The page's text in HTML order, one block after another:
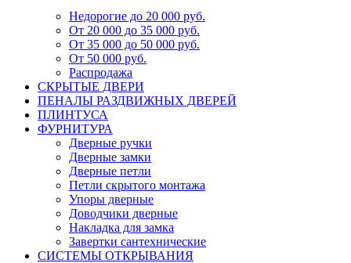
Недорогие до 20 000 руб.
От 20 000 до 35 000 руб.
От 35 000 до 50 000 руб.
От 50 000 руб.
Распродажа
СКРЫТЫЕ ДВЕРИ
ПЕНАЛЫ РАЗДВИЖНЫХ ДВЕРЕЙ
ПЛИНТУСА
ФУРНИТУРА
Дверные ручки
Дверные замки
Дверные петли
Петли скрытого монтажа
Упоры дверные
Доводчики дверные
Накладка для замка
Завертки сантехнические
СИСТЕМЫ ОТКРЫВАНИЯ